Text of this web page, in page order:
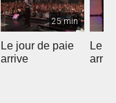
25 min
Le jour de paie
arrive
Le